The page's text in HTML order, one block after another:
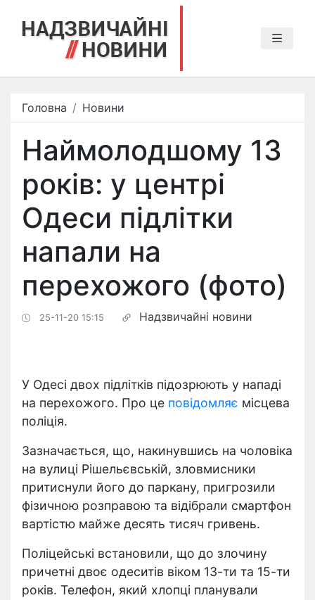
Головна Новини
Наймолодшому 13
років: у центрі
Одеси підлітки
напали на
перехожого (фото)
25-11-20 15:15 Надзвичайні новини
У Одесі двох підлітків підозрюють у нападі
на перехожого. Про це повідомляє місцева
поліція.
Зазначається, що, накинувшись на чоловіка
на вулиці Рішельєвській, зловмисники
притиснули його до паркану, пригрозили
фізичною розправою та відібрали смартфон
вартістю майже десять тисяч гривень.
Поліцейські встановили, що до злочину
причетні двоє одеситів віком 13-ти та 15-ти
років. Телефон, який хлопці планували